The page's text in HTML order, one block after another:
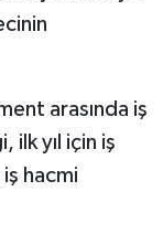
arasında iş
ilk yıl için iş
hacmi